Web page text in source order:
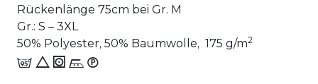
Rückenlänge 75cm bei Gr. M
Gr.: S – 3XL
50% Polyester, 50% Baumwolle, 175 g/m2
e 8 1 n_W